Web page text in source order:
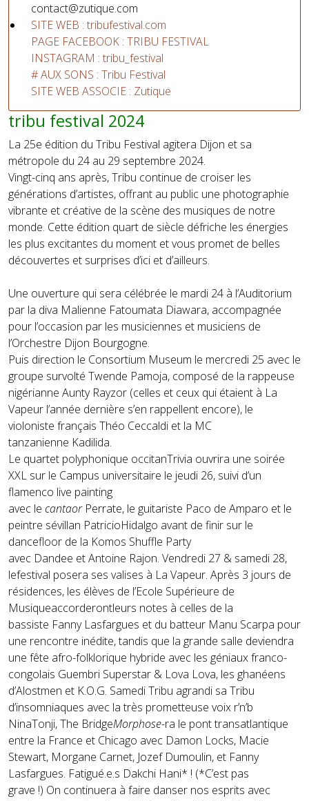
contact@zutique.com
SITE WEB : tribufestival.com
PAGE FACEBOOK : TRIBU FESTIVAL
INSTAGRAM : tribu_festival
# AUX SONS : Tribu Festival
SITE WEB ASSOCIE : Zutique
tribu festival 2024
La 25e édition du Tribu Festival agitera Dijon et sa
métropole du 24 au 29 septembre 2024.
Vingt-cinq ans après, Tribu continue de croiser les
générations d’artistes, offrant au public une photographie
vibrante et créative de la scène des musiques de notre
monde. Cette édition quart de siècle défriche les énergies
les plus excitantes du moment et vous promet de belles
découvertes et surprises d’ici et d’ailleurs.
Une ouverture qui sera célébrée le mardi 24 à l’Auditorium
par la diva Malienne Fatoumata Diawara, accompagnée
pour l’occasion par les musiciennes et musiciens de
l’Orchestre Dijon Bourgogne.
Puis direction le Consortium Museum le mercredi 25 avec le
groupe survolté Twende Pamoja, composé de la rappeuse
nigérianne Aunty Rayzor (celles et ceux qui étaient à La
Vapeur l’année dernière s’en rappellent encore), le
violoniste français Théo Ceccaldi et la MC
tanzanienne Kadilida.
Le quartet polyphonique occitanTrivia ouvrira une soirée
XXL sur le Campus universitaire le jeudi 26, suivi d’un
flamenco live painting
avec le cantaor Perrate, le guitariste Paco de Amparo et le
peintre sévillan PatricioHidalgo avant de finir sur le
dancefloor de la Komos Shuffle Party
avec Dandee etAntoine Rajon. Vendredi 27 & samedi 28,
lefestival posera ses valises à La Vapeur. Après 3 jours de
résidences, les élèves de l’Ecole Supérieure de
Musiqueaccorderontleurs notes à celles de la
bassiste Fanny Lasfargues et du batteur Manu Scarpa pour
une rencontre inédite, tandis que la grande salle deviendra
une fête afro-folklorique hybride avec les géniauxfranco-
congolais Guembri Superstar & Lova Lova, les ghanéens
d’Alostmen et K.O.G. Samedi Tribu agrandi sa Tribu
d’insomniaques avec la très prometteuse voix r’n’b
NinaTonji,The BridgeMorphose-ra le pont transatlantique
entre la France et Chicago avec Damon Locks, Macie
Stewart, Morgane Carnet, Jozef Dumoulin, et Fanny
Lasfargues. Fatigué.e.s Dakchi Hani* ! (*C’est pas
grave !) On continuera à faire danser nos esprits avec